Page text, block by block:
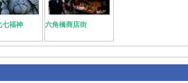
七福神 六角橋商店街